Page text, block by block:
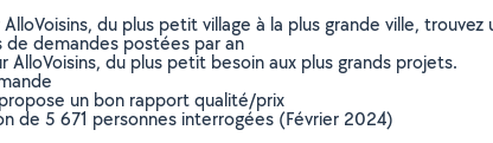
du plus petit village à la plus grande ville,
demandes postées par an
du plus petit besoin aux plus grands projets.
un bon rapport qualité/prix
de 5 671 personnes interrogées (Février 2024)